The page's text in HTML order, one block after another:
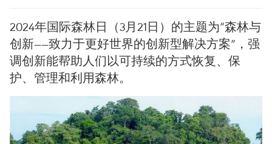
2024年国际森林日（3月21日）的主题为“森林与
创新——致力于更好世界的创新型解决方案”，强
调创新能帮助人们以可持续的方式恢复、保
护、管理和利用森林。